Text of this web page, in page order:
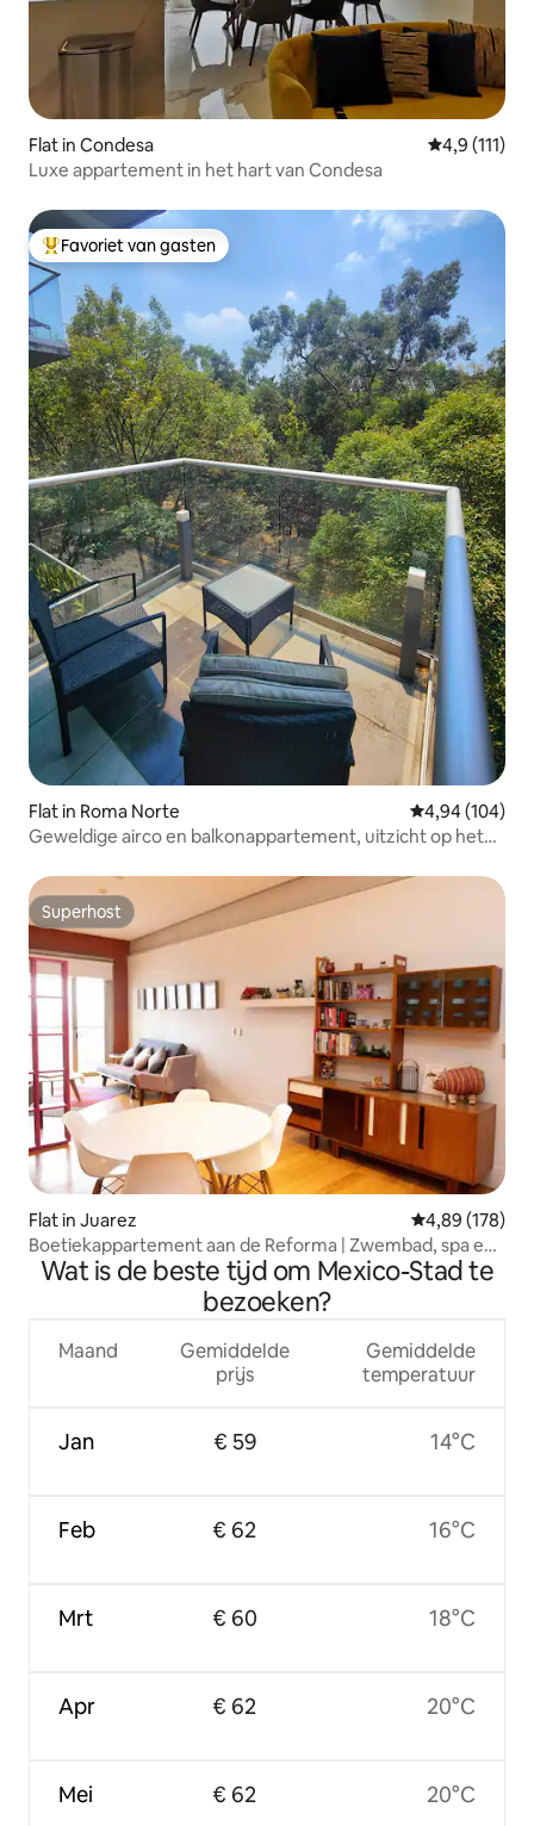
Flat in Condesa Gemiddelde
4,9 (111)
Luxe appartement in het hart van Condesa
Topfavoriet van gasten
Favoriet van gasten
Flat in Roma Norte Gemiddelde
4,94 (104)
Geweldige airco en balkonappartement, uitzicht op het
Superhost
Superhost
Flat in Juarez Gemiddelde
4,89 (178)
Boetiekappartement aan de Reforma | Zwembad, spa en
fitnessruimte
Wat is de beste tijd om Mexico-Stad te
bezoeken?
Maand
Jan
Feb
Mrt
Apr
Mei
Gemiddelde
prijs
€ 59
€ 62
€ 60
€ 62
€ 62
Gemiddelde
temperatuur
14°C
16°C
18°C
20°C
20°C